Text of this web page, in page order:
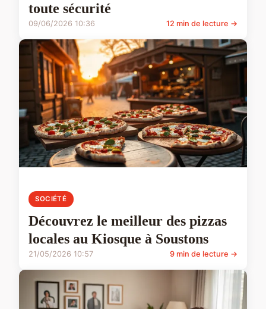
toute sécurité
09/06/2026 10:36 12 min de lecture →
SOCIÉTÉ
Découvrez le meilleur des pizzas
locales au Kiosque à Soustons
21/05/2026 10:57 9 min de lecture →